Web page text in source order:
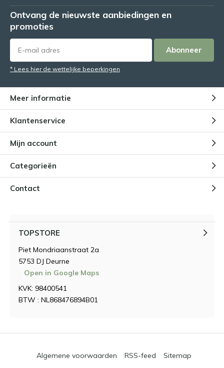
Ontvang de nieuwste aanbiedingen en
promoties
Abonneer
* Lees hier de wettelijke beperkingen
Meer informatie
Klantenservice
Mijn account
Categorieën
Contact
TOPSTORE
Piet Mondriaanstraat 2a
5753 DJ Deurne
Open in Google Maps
KVK: 98400541
BTW : NL868476894B01
Algemene voorwaarden RSS-feed Sitemap